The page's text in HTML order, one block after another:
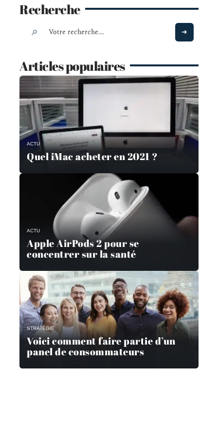
Recherche
Articles populaires
ACTU
Quel iMac acheter en 2021 ?
ACTU
Apple AirPods 2 pour se
concentrer sur la santé
STRATÉGIE
Voici comment faire partie d’un
panel de consommateurs